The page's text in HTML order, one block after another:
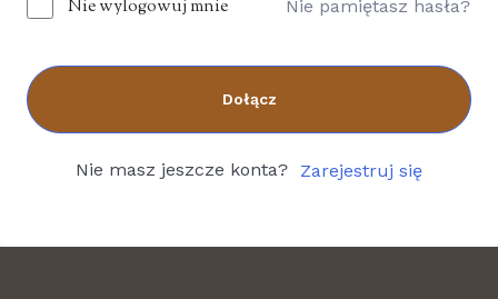
Nie wylogowuj mnie Nie pamiętasz hasła?
Dołącz
Nie masz jeszcze konta? Zarejestruj się